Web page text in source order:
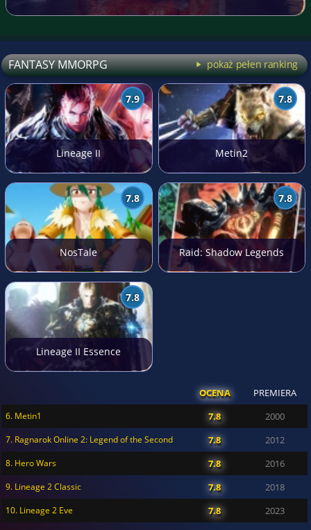
FANTASY MMORPG pokaż pełen ranking
7.9
Lineage II
7.8
Metin2
7.8
NosTale
7.8
Raid: Shadow Legends
7.8
Lineage II Essence
OCENA PREMIERA
6. Metin1 7.8 2000
7. Ragnarok Online 2: Legend of the Second 7.8 2012
8. Hero Wars 7.8 2016
9. Lineage 2 Classic 7.8 2018
10. Lineage 2 Eve 7.8 2023